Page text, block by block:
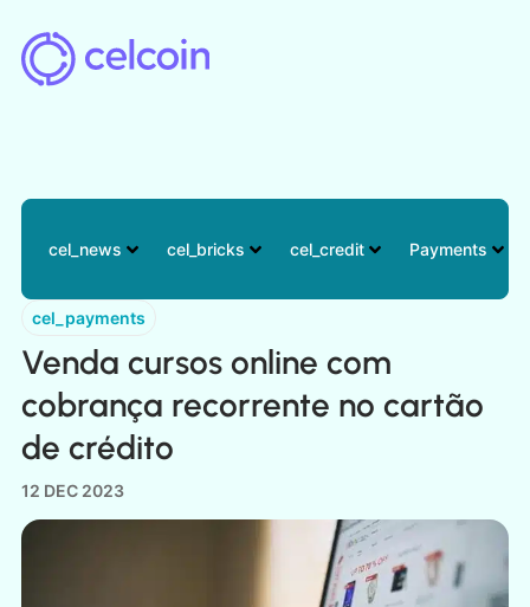
cel_news cel_bricks cel_credit Payments
cel_payments
Venda cursos online com
cobrança recorrente no cartão
de crédito
12 DEC 2023